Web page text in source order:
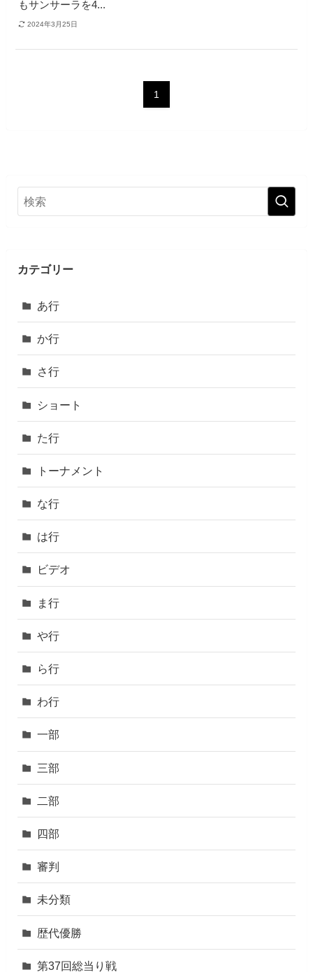
もサンサーラを4...
2024年3月25日
1
カテゴリー
あ行
か行
さ行
ショート
た行
トーナメント
な行
は行
ビデオ
ま行
や行
ら行
わ行
一部
三部
二部
四部
審判
未分類
歴代優勝
第37回総当り戦